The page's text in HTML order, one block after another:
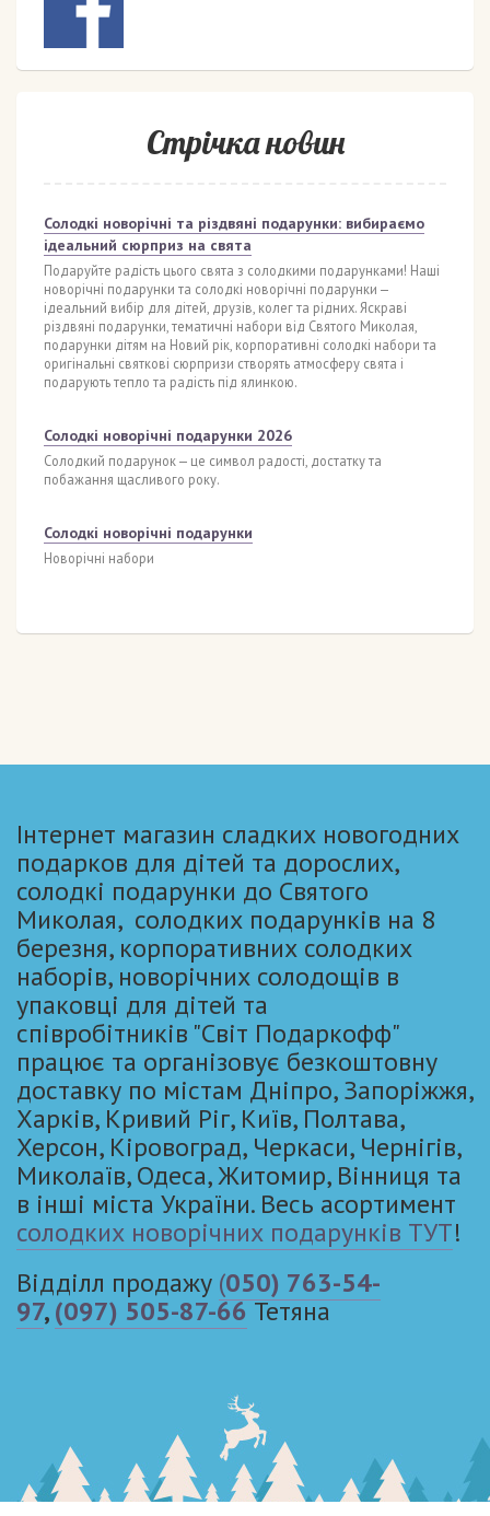
Стрічка новин
Солодкі новорічні та різдвяні подарунки: вибираємо
ідеальний сюрприз на свята
Подаруйте радість цього свята з солодкими подарунками! Наші
новорічні подарунки та солодкі новорічні подарунки —
ідеальний вибір для дітей, друзів, колег та рідних. Яскраві
різдвяні подарунки, тематичні набори від Святого Миколая,
подарунки дітям на Новий рік, корпоративні солодкі набори та
оригінальні святкові сюрпризи створять атмосферу свята і
подарують тепло та радість під ялинкою.
Солодкі новорічні подарунки 2026
Солодкий подарунок — це символ радості, достатку та
побажання щасливого року.
Солодкі новорічні подарунки
Новорічні набори
Інтернет магазин сладких новогодних
подарков для дітей та дорослих,
солодкі подарунки до Святого
Миколая, солодких подарунків на 8
березня, корпоративних солодких
наборів, новорічних солодощів в
упаковці для дітей та
співробітників "Світ Подаркофф"
працює та організовує безкоштовну
доставку по містам Дніпро, Запоріжжя,
Харків, Кривий Ріг, Київ, Полтава,
Херсон, Кіровоград, Черкаси, Чернігів,
Миколаїв, Одеса, Житомир, Вінниця та
в інші міста України. Весь асортимент
солодких новорічних подарунків ТУТ!
Відділл продажу (050) 763-54-
97,(097) 505-87-66Тетяна